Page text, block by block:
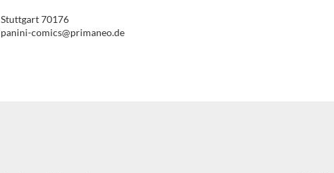
Stuttgart 70176
panini-comics@primaneo.de